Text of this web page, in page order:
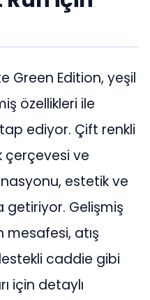
Green Edition, yeşil
özellikleri ile
ediyor. Çift renkli
ve
estetik ve
getiriyor. Gelişmiş
mesafesi, atış
caddie gibi
için detaylı